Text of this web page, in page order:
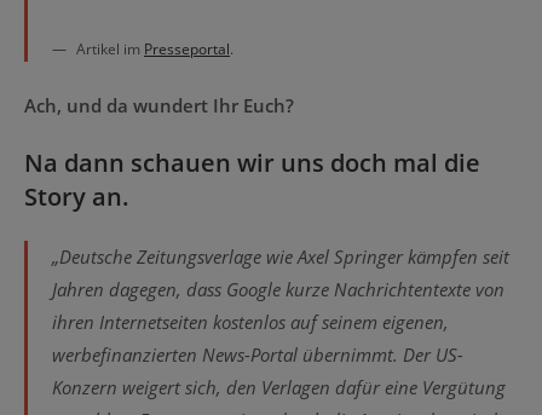
Artikel im Presseportal.
Ach, und da wundert Ihr Euch?
Na dann schauen wir uns doch mal die
Story an.
„Deutsche Zeitungsverlage wie Axel Springer kämpfen seit
Jahren dagegen, dass Google kurze Nachrichtentexte von
ihren Internetseiten kostenlos auf seinem eigenen,
werbefinanzierten News-Portal übernimmt. Der US-
Konzern weigert sich, den Verlagen dafür eine Vergütung